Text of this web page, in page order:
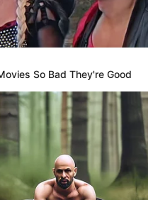
So Bad They're Good